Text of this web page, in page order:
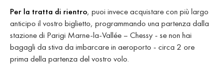
Per la tratta di rientro, puoi invece acquistare con più largo
anticipo il vostro biglietto, programmando una partenza dalla
stazione di Parigi Marne-la-Vallée – Chessy - se non hai
bagagli da stiva da imbarcare in aeroporto - circa 2 ore
prima della partenza del vostro volo.